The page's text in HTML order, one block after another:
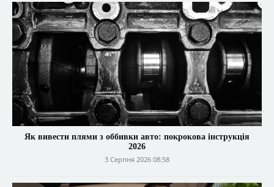
Як вивести плями з оббивки авто: покрокова інструкція
2026
3 Серпня 2026 08:58